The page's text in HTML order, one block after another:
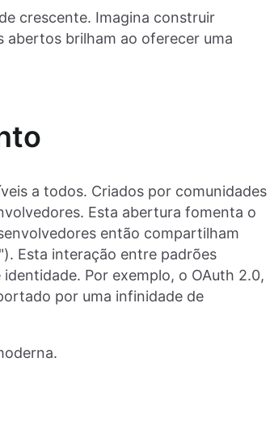
crescente. Imagina construir
abertos brilham ao oferecer uma
a todos. Criados por comunidades
Esta abertura fomenta o
então compartilham
Esta interação entre padrões
Por exemplo, o OAuth 2.0,
por uma infinidade de